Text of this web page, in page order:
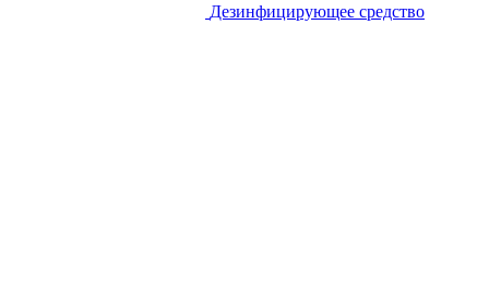
Дезинфицирующее средство